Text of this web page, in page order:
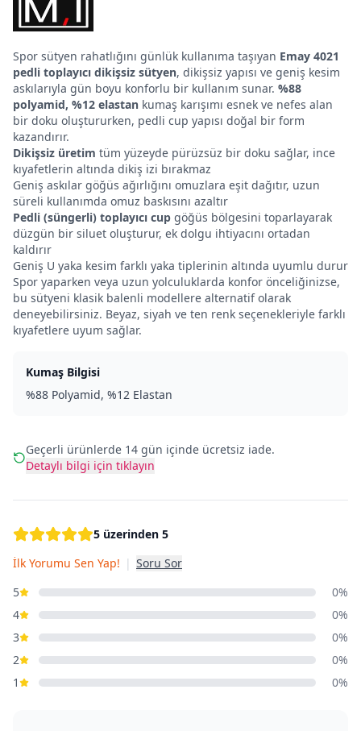
Spor sütyen rahatlığını günlük kullanıma taşıyan Emay 4021
pedli toplayıcı dikişsiz sütyen, dikişsiz yapısı ve geniş kesim
askılarıyla gün boyu konforlu bir kullanım sunar. %88
polyamid, %12 elastan kumaş karışımı esnek ve nefes alan
bir doku oluştururken, pedli cup yapısı doğal bir form
kazandırır.
Dikişsiz üretim tüm yüzeyde pürüzsüz bir doku sağlar, ince
kıyafetlerin altında dikiş izi bırakmaz
Geniş askılar göğüs ağırlığını omuzlara eşit dağıtır, uzun
süreli kullanımda omuz baskısını azaltır
Pedli (süngerli) toplayıcı cup göğüs bölgesini toparlayarak
düzgün bir siluet oluşturur, ek dolgu ihtiyacını ortadan
kaldırır
Geniş U yaka kesim farklı yaka tiplerinin altında uyumlu durur
Spor yaparken veya uzun yolculuklarda konfor önceliğinizse,
bu sütyeni klasik balenli modellere alternatif olarak
deneyebilirsiniz. Beyaz, siyah ve ten renk seçenekleriyle farklı
kıyafetlere uyum sağlar.
Kumaş Bilgisi
%88 Polyamid, %12 Elastan
Geçerli ürünlerde 14 gün içinde ücretsiz iade.
Detaylı bilgi için tıklayın
5 üzerinden 5
İlk Yorumu Sen Yap! | Soru Sor
5
0%
4
0%
3
0%
2
0%
1
0%